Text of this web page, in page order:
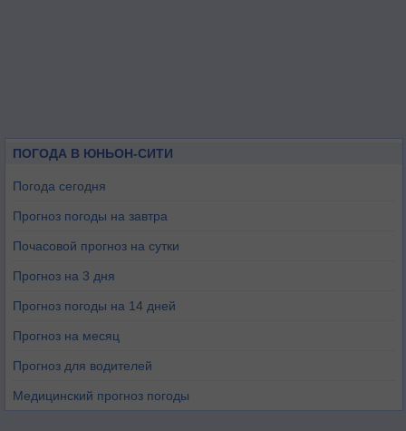
ПОГОДА В ЮНЬОН-СИТИ
Погода сегодня
Прогноз погоды на завтра
Почасовой прогноз на сутки
Прогноз на 3 дня
Прогноз погоды на 14 дней
Прогноз на месяц
Прогноз для водителей
Медицинский прогноз погоды